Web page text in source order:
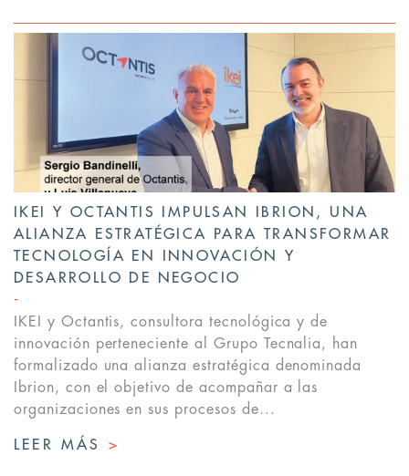
IKEI Y OCTANTIS IMPULSAN IBRION, UNA
ALIANZA ESTRATÉGICA PARA TRANSFORMAR
TECNOLOGÍA EN INNOVACIÓN Y
DESARROLLO DE NEGOCIO
IKEI y Octantis, consultora tecnológica y de
innovación perteneciente al Grupo Tecnalia, han
formalizado una alianza estratégica denominada
Ibrion, con el objetivo de acompañar a las
organizaciones en sus procesos de...
LEER MÁS >